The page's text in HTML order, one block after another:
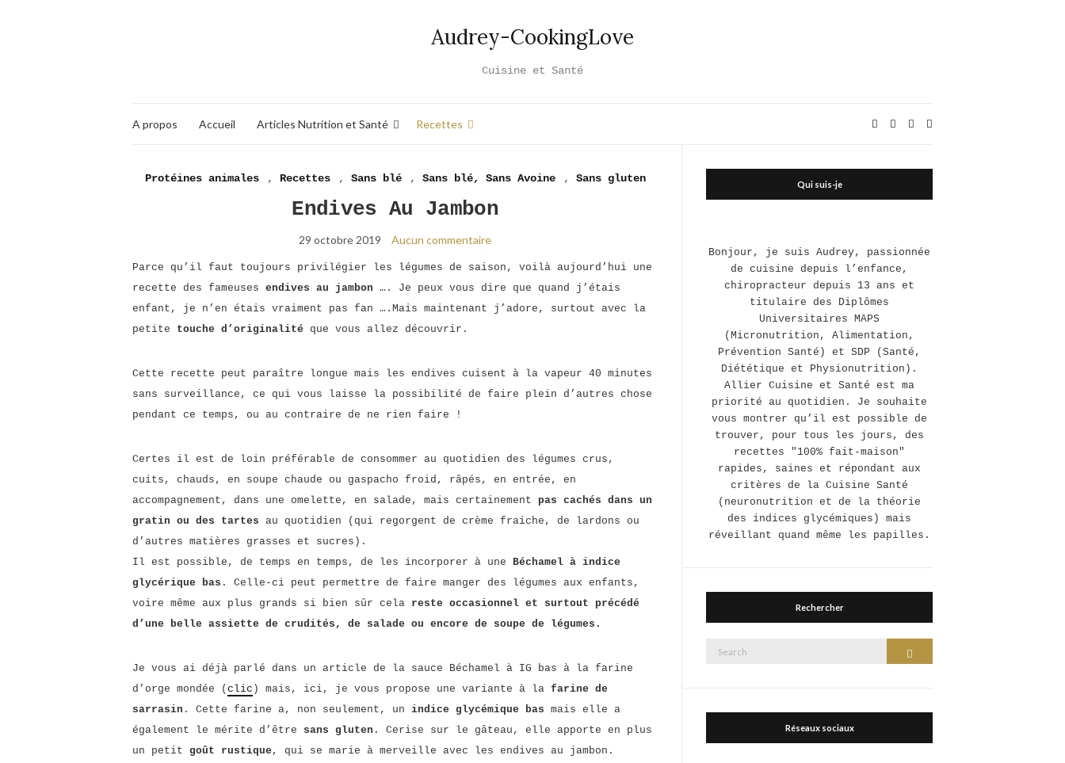
Audrey-CookingLove
Cuisine et Santé
A propos Accueil Articles Nutrition et Santé Recettes
Protéines animales
, Recettes , Sans blé , Sans blé, Sans Avoine , Sans gluten
Endives Au Jambon
29 octobre 2019 Aucun commentaire
Parce qu’il faut toujours privilégier les légumes de saison, voilà aujourd’hui une
recette des fameuses endives au jambon …. Je peux vous dire que quand j’étais
enfant, je n’en étais vraiment pas fan ….Mais maintenant j’adore, surtout avec la
petite touche d’originalité que vous allez découvrir.
Cette recette peut paraître longue mais les endives cuisent à la vapeur 40 minutes
sans surveillance, ce qui vous laisse la possibilité de faire plein d’autres chose
pendant ce temps, ou au contraire de ne rien faire !
Certes il est de loin préférable de consommer au quotidien des légumes crus,
cuits, chauds, en soupe chaude ou gaspacho froid, râpés, en entrée, en
accompagnement, dans une omelette, en salade, mais certainement pas cachés dans un
gratin ou des tartes au quotidien (qui regorgent de crème fraiche, de lardons ou
d’autres matières grasses et sucres).
Il est possible, de temps en temps, de les incorporer à une Béchamel à indice
glycérique bas . Celle-ci peut permettre de faire manger des légumes aux enfants,
voire même aux plus grands si bien sûr cela reste occasionnel et surtout précédé
d’une belle assiette de crudités, de salade ou encore de soupe de légumes.
Je vous ai déjà parlé dans un article de la sauce Béchamel à IG bas à la farine
d’orge mondée ( clic ) mais, ici, je vous propose une variante à la farine de
sarrasin . Cette farine a, non seulement, un indice glycémique bas mais elle a
également le mérite d’être sans gluten . Cerise sur le gâteau, elle apporte en plus
un petit goût rustique , qui se marie à merveille avec les endives au jambon.
Qui suis-je
Bonjour, je suis Audrey, passionnée
de cuisine depuis l’enfance,
chiropracteur depuis 13 ans et
titulaire des Diplômes
Universitaires MAPS
(Micronutrition, Alimentation,
Prévention Santé) et SDP (Santé,
Diététique et Physionutrition).
Allier Cuisine et Santé est ma
priorité au quotidien. Je souhaite
vous montrer qu’il est possible de
trouver, pour tous les jours, des
recettes "100% fait-maison"
rapides, saines et répondant aux
critères de la Cuisine Santé
(neuronutrition et de la théorie
des indices glycémiques) mais
réveillant quand même les papilles.
Rechercher
Search
Réseaux sociaux